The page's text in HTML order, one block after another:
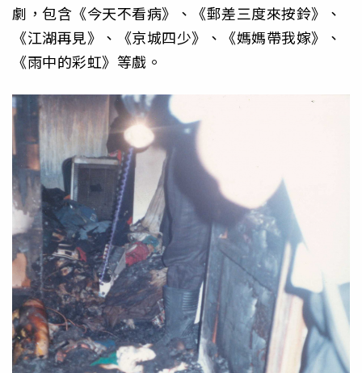
劇，包含《今天不看病》、《郵差三度來按鈴》、
《江湖再見》、《京城四少》、《媽媽帶我嫁》、
《雨中的彩虹》等戲。